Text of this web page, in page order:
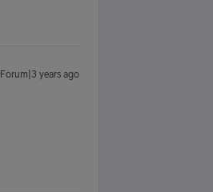
years ago